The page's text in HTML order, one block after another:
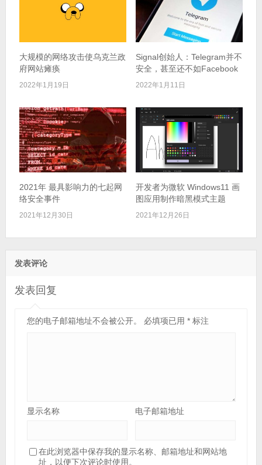
大规模的网络攻击使乌克兰政
府网站瘫痪
2022年1月19日
Signal创始人：Telegram并不
安全，甚至还不如Facebook
2022年1月11日
2021年 最具影响力的七起网
络安全事件
2021年12月30日
开发者为微软 Windows11 画
图应用制作暗黑模式主题
2021年12月26日
发表评论
发表回复
您的电子邮箱地址不会被公开。 必填项已用 *标注
显示名称 电子邮箱地址
在此浏览器中保存我的显示名称、邮箱地址和网站地
址，以便下次评论时使用。